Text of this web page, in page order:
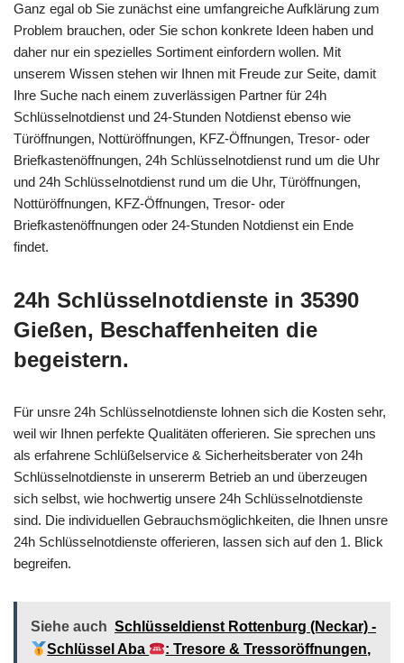
Ganz egal ob Sie zunächst eine umfangreiche Aufklärung zum
Problem brauchen, oder Sie schon konkrete Ideen haben und
daher nur ein spezielles Sortiment einfordern wollen. Mit
unserem Wissen stehen wir Ihnen mit Freude zur Seite, damit
Ihre Suche nach einem zuverlässigen Partner für 24h
Schlüsselnotdienst und 24-Stunden Notdienst ebenso wie
Türöffnungen, Nottüröffnungen, KFZ-Öffnungen, Tresor- oder
Briefkastenöffnungen, 24h Schlüsselnotdienst rund um die Uhr
und 24h Schlüsselnotdienst rund um die Uhr, Türöffnungen,
Nottüröffnungen, KFZ-Öffnungen, Tresor- oder
Briefkastenöffnungen oder 24-Stunden Notdienst ein Ende
findet.
24h Schlüsselnotdienste in 35390
Gießen, Beschaffenheiten die
begeistern.
Für unsre 24h Schlüsselnotdienste lohnen sich die Kosten sehr,
weil wir Ihnen perfekte Qualitäten offerieren. Sie sprechen uns
als erfahrene Schlüßelservice & Sicherheitsberater von 24h
Schlüsselnotdienste in unsererm Betrieb an und überzeugen
sich selbst, wie hochwertig unsere 24h Schlüsselnotdienste
sind. Die individuellen Gebrauchsmöglichkeiten, die Ihnen unsre
24h Schlüsselnotdienste offerieren, lassen sich auf den 1. Blick
begreifen.
Siehe auch Schlüsseldienst Rottenburg (Neckar) -
Schlüssel Aba
: Tresore & Tressoröffnungen,